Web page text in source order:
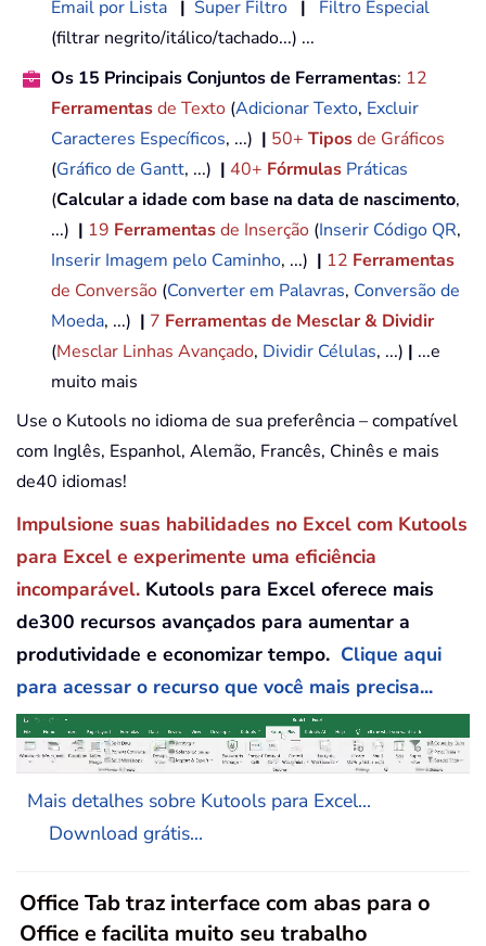
Email por Lista | Super Filtro |
Filtro Especial
(filtrar negrito/itálico/tachado...) ...
Os 15 Principais Conjuntos de Ferramentas: 12
Ferramentasde Texto (Adicionar Texto, Excluir
Caracteres Específicos, ...) | 50+ Tiposde Gráficos
(Gráfico de Gantt, ...) | 40+ Fórmulas Práticas
(Calcular a idade com base na data de nascimento,
...) | 19 Ferramentasde Inserção (Inserir Código QR,
Inserir Imagem pelo Caminho, ...) | 12 Ferramentas
de Conversão (Converter em Palavras, Conversão de
Moeda, ...) | 7 Ferramentas de Mesclar & Dividir
(Mesclar Linhas Avançado, Dividir Células, ...) | ...e
muito mais
Use o Kutools no idioma de sua preferência – compatível
com Inglês, Espanhol, Alemão, Francês, Chinês e mais
de40 idiomas!
Impulsione suas habilidades no Excel com Kutools
para Excel e experimente uma eficiência
incomparável. Kutools para Excel oferece mais
de300 recursos avançados para aumentar a
produtividade e economizar tempo. Clique aqui
para acessar o recurso que você mais precisa...
Mais detalhes sobre Kutools para Excel...
Download grátis...
Office Tab traz interface com abas para o
Office e facilita muito seu trabalho